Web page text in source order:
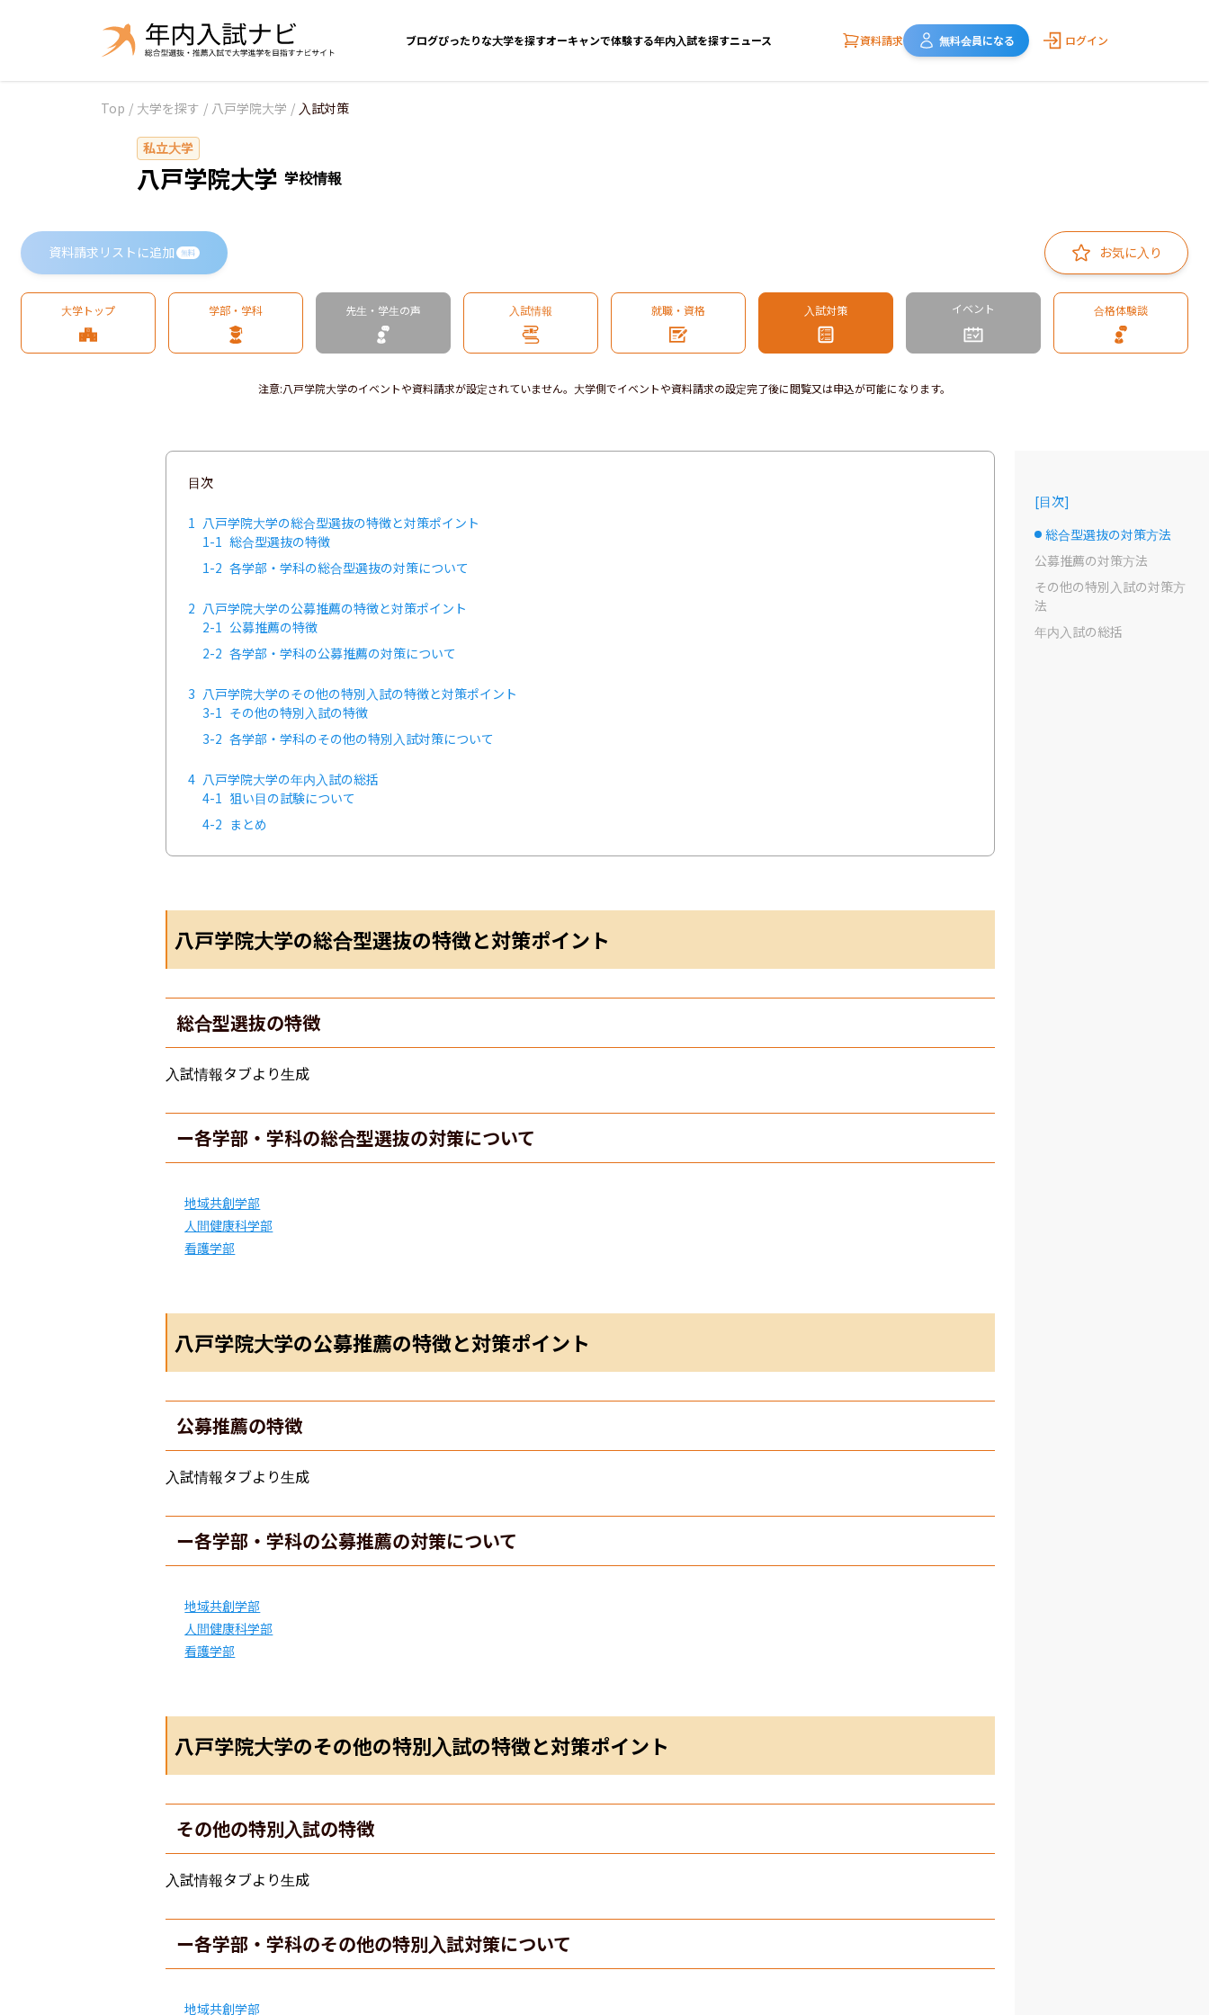
ブログぴったりな大学を探すオーキャンで体験する年内入試を探すニュース 資料請求 無料会員になる ログイン
Top / 大学を探す / 八戸学院大学 / 入試対策
私立大学
八戸学院大学 学校情報
資料請求リストに追加 無料 お気に入り
大学トップ 学部・学科 先生・学生の声 入試情報 就職・資格 入試対策 イベント 合格体験談
注意:八戸学院大学のイベントや資料請求が設定されていません。大学側でイベントや資料請求の設定完了後に閲覧又は申込が可能になります。
目次
1 八戸学院大学の総合型選抜の特徴と対策ポイント
1-1 総合型選抜の特徴
1-2 各学部・学科の総合型選抜の対策について
2 八戸学院大学の公募推薦の特徴と対策ポイント
2-1 公募推薦の特徴
2-2 各学部・学科の公募推薦の対策について
3 八戸学院大学のその他の特別入試の特徴と対策ポイント
3-1 その他の特別入試の特徴
3-2 各学部・学科のその他の特別入試対策について
4 八戸学院大学の年内入試の総括
4-1 狙い目の試験について
4-2 まとめ
八戸学院大学の総合型選抜の特徴と対策ポイント
総合型選抜の特徴
入試情報タブより生成
ー各学部・学科の総合型選抜の対策について
地域共創学部
人間健康科学部
看護学部
八戸学院大学の公募推薦の特徴と対策ポイント
公募推薦の特徴
入試情報タブより生成
ー各学部・学科の公募推薦の対策について
地域共創学部
人間健康科学部
看護学部
八戸学院大学のその他の特別入試の特徴と対策ポイント
その他の特別入試の特徴
入試情報タブより生成
ー各学部・学科のその他の特別入試対策について
地域共創学部
[目次]
選択中のドット
総合型選抜の対策方法
公募推薦の対策方法
その他の特別入試の対策方
法
年内入試の総括